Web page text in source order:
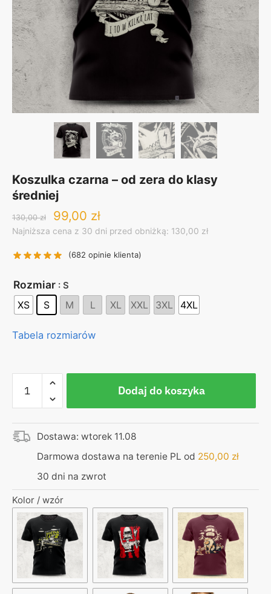
Koszulka czarna – od zera do klasy
średniej
130,00zł
Original
price
130,00 zł.
99,00 złCurrent
price
99,00 zł.
Najniższa cena z 30 dni przed obniżką: 130,00 zł
(682 opinie klienta)
Rozmiar : S
XS S M L XL XXL 3XL 4XL
Tabela rozmiarów
Koszulka
czarna
–
od
średniej
Dodaj do koszyka
Dostawa: wtorek 11.08
Darmowa dostawa na terenie PL od 250,00 zł
30 dni na zwrot
Kolor / wzór